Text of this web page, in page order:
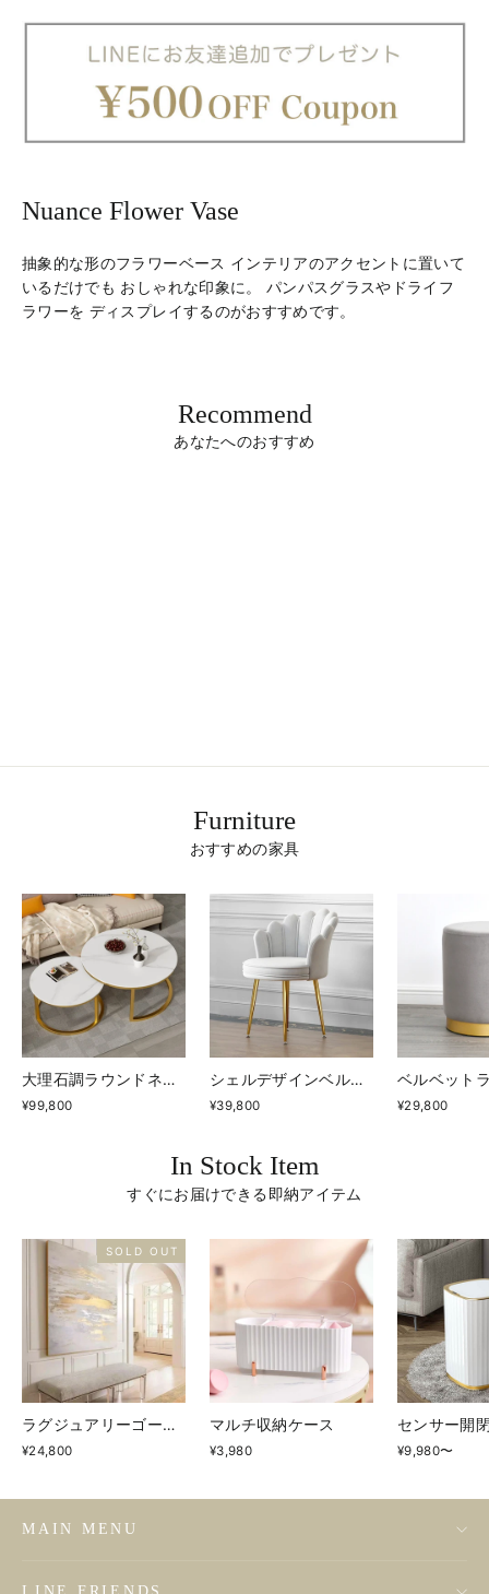
Nuance Flower Vase
抽象的な形のフラワーベース インテリアのアクセントに置いて
いるだけでも おしゃれな印象に。 パンパスグラスやドライフ
ラワーを ディスプレイするのがおすすめです。
Recommend
あなたへのおすすめ
Furniture
おすすめの家具
大理石調ラウンドネストテーブル
¥99,800
シェルデザインベルベッドアイアンチェア
¥39,800 ¥29,800
In Stock Item
すぐにお届けできる即納アイテム
SOLD OUT
ラグジュアリーゴールドフォイルアート
¥24,800
マルチ収納ケース
¥3,980
センサー開
¥9,980〜
MAIN MENU